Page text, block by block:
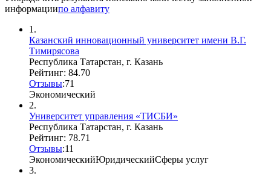
информациипо алфавиту
1.
Казанский инновационный университет имени В.Г.
Тимирясова
Республика Татарстан, г. Казань
Рейтинг: 84.70
Отзывы:71
Экономический
2.
Университет управления «ТИСБИ»
Республика Татарстан, г. Казань
Рейтинг: 78.71
Отзывы:11
ЭкономическийЮридическийСферы услуг
3.